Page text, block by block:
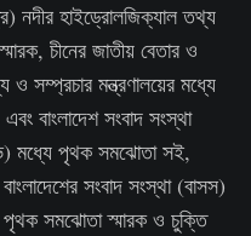
নদীর হাইড্রোলজিক্যাল তথ্য
চীনের জাতীয় বেতার ও
ও সম্প্রচার মন্ত্রণালয়ের মধ্যে
বাংলাদেশ সংবাদ সংস্থা
মধ্যে পৃথক সমঝোতা সই,
সংবাদ সংস্থা (বাসস)
পৃথক সমঝোতা স্মারক ও চুক্তি